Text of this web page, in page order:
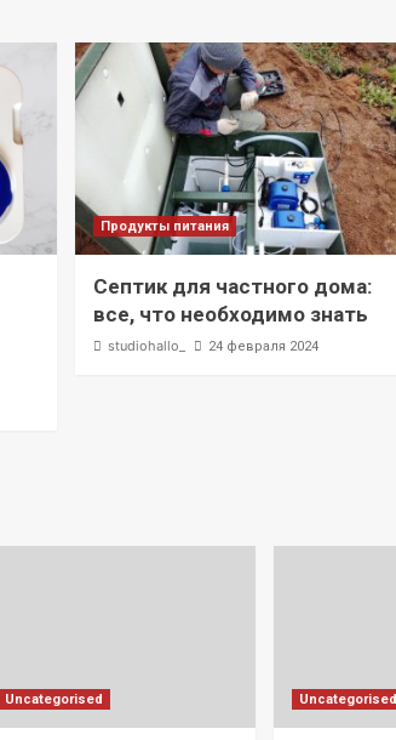
Продукты питания
Септик для частного дома:
все, что необходимо знать
studiohallo_ 24 февраля 2024
Uncategorised Uncategorised